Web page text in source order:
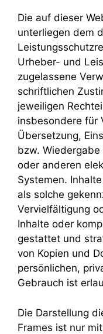
Die auf dieser
unterliegen dem
Urheber- und
zugelassene
schriftlichen
jeweiligen
insbesondere für
Übersetzung,
bzw.
oder anderen
Systemen.
als solche
Vervielfältigung
Inhalte oder
gestattet und
von Kopien und
persönlichen,
Gebrauch ist
Die Darstellung
Frames ist nur